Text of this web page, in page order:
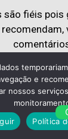
são fiéis
Clean
à
e
nossos
Política